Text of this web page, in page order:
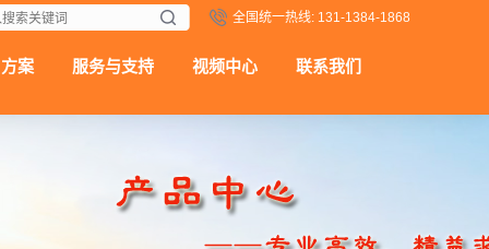
全国统一热线: 131-1384-1868
案 服务与支持 视频中心 联系我们